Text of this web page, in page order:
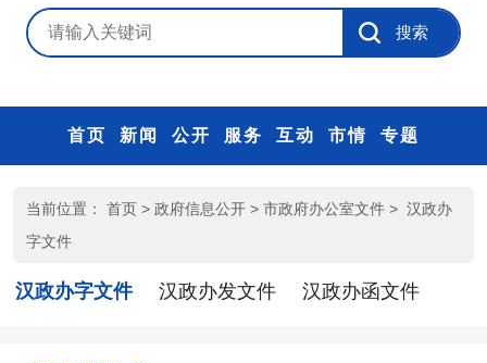
首页 新闻 公开 服务 互动 市情 专题
当前位置： 首页 > 政府信息公开 > 市政府办公室文件 > 汉政办
字文件
汉政办字文件 汉政办发文件 汉政办函文件